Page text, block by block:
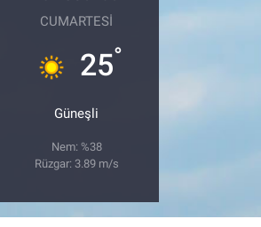
CUMARTESI
25°
Güneşli
Nem: %38
Rüzgar: 3.89 m/s